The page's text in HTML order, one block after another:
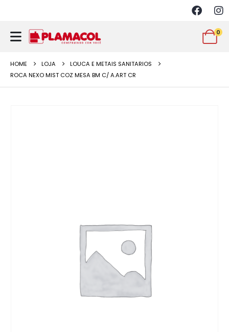
0
HOME LOJA
LOUCA E METAIS SANITARIOS
ROCA NEXO MIST COZ MESA BM C/ A.ART CR